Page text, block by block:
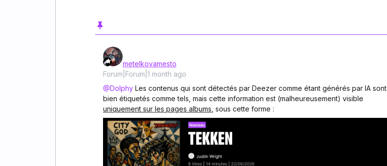
metelkovamesto
Forum|Forum|1 month ago
@Dolphy Les contenus qui sont détectés par Deezer comme étant générés par IA sont
bien étiquetés comme tels, mais cette information est (malheureusement) visible
uniquement sur les pages albums , sous cette forme :